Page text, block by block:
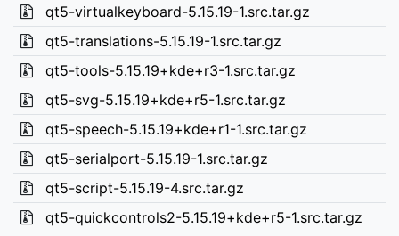
qt5-virtualkeyboard-5.15.19-1.src.tar.gz
qt5-translations-5.15.19-1.src.tar.gz
qt5-tools-5.15.19+kde+r3-1.src.tar.gz
qt5-svg-5.15.19+kde+r5-1.src.tar.gz
qt5-speech-5.15.19+kde+r1-1.src.tar.gz
qt5-serialport-5.15.19-1.src.tar.gz
qt5-script-5.15.19-4.src.tar.gz
qt5-quickcontrols2-5.15.19+kde+r5-1.src.tar.gz